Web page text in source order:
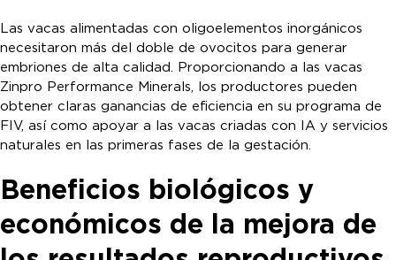
Las vacas alimentadas con oligoelementos inorgánicos
necesitaron más del doble de ovocitos para generar
embriones de alta calidad. Proporcionando a las vacas
Zinpro Performance Minerals, los productores pueden
obtener claras ganancias de eficiencia en su programa de
FIV, así como apoyar a las vacas criadas con IA y servicios
naturales en las primeras fases de la gestación.
Beneficios biológicos y
económicos de la mejora de